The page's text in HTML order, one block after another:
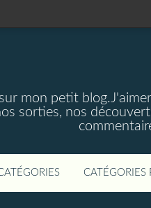
mon petit
sorties, nos
CATÉGORIES